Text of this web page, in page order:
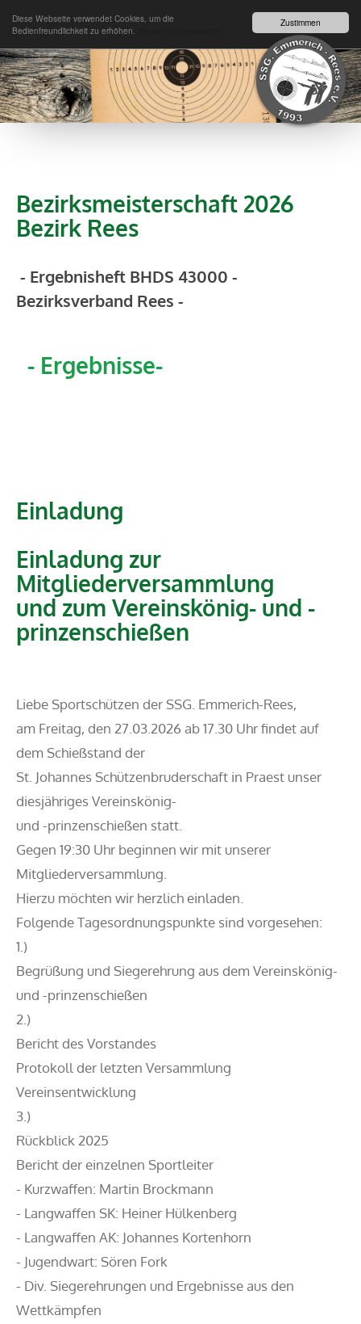
Zustimmen
Diese Webseite verwendet Cookies, um die
Bedienfreundlichkeit zu erhöhen.
Menü
Bezirksmeisterschaft 2026
Bezirk Rees
- Ergebnisheft BHDS 43000 -
Bezirksverband Rees -
- Ergebnisse-
Einladung
Einladung zur
Mitgliederversammlung
und zum Vereinskönig- und -
prinzenschießen
Liebe Sportschützen der SSG. Emmerich-Rees,
am Freitag, den 27.03.2026 ab 17.30 Uhr findet auf
dem Schießstand der
St. Johannes Schützenbruderschaft in Praest unser
diesjähriges Vereinskönig-
und -prinzenschießen statt.
Gegen 19:30 Uhr beginnen wir mit unserer
Mitgliederversammlung.
Hierzu möchten wir herzlich einladen.
Folgende Tagesordnungspunkte sind vorgesehen:
1.)
Begrüßung und Siegerehrung aus dem Vereinskönig-
und -prinzenschießen
2.)
Bericht des Vorstandes
Protokoll der letzten Versammlung
Vereinsentwicklung
3.)
Rückblick 2025
Bericht der einzelnen Sportleiter
- Kurzwaffen: Martin Brockmann
- Langwaffen SK: Heiner Hülkenberg
- Langwaffen AK: Johannes Kortenhorn
- Jugendwart: Sören Fork
- Div. Siegerehrungen und Ergebnisse aus den
Wettkämpfen